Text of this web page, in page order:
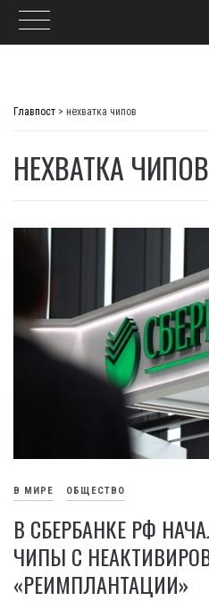
Главпост > нехватка чипов
НЕХВАТКА ЧИПОВ
В МИРЕ ОБЩЕСТВО
В СБЕРБАНКЕ РФ
ЧИПЫ С
«РЕИМПЛАНТАЦИИ»